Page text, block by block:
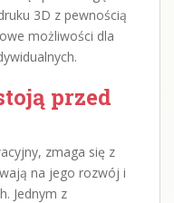
3D z pewnością
możliwości dla
przed
zmaga się z
na jego rozwój i
Jednym z